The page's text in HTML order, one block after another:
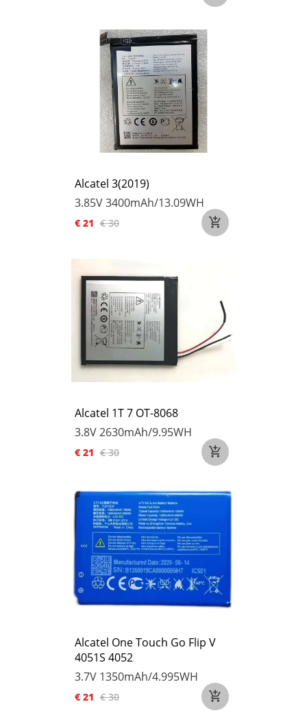
Alcatel 3(2019)
3.85V3400mAh/13.09WH
€ 21 € 30
Alcatel 1T 7 OT-8068
3.8V2630mAh/9.95WH
€ 21 € 30
Alcatel One Touch Go Flip V
4051S 4052
3.7V 1350mAh/4.995WH
€ 21 € 30